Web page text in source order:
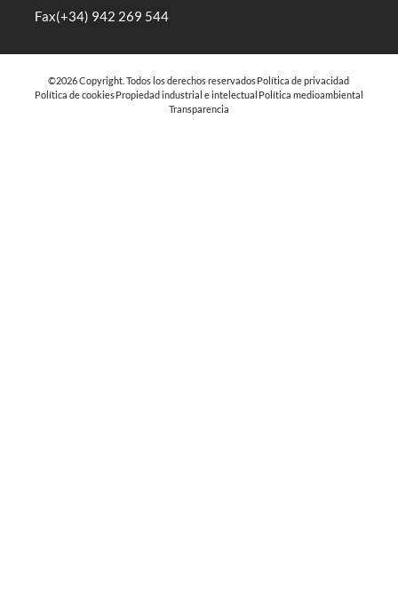
Fax(+34) 942 269 544
©2026 Copyright. Todos los derechos reservadosPolítica de privacidad
Política de cookiesPropiedad industrial e intelectual Política medioambiental
Transparencia